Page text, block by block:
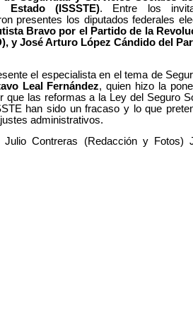
Estado (ISSSTE). Entre los
presentes los diputados federales
Bravo por el Partido de la
y José Arturo López Cándido del
el especialista en el tema de
Leal Fernández, quien hizo la
que las reformas a la Ley del Seguro
han sido un fracaso y lo que
administrativos.
Julio Contreras (Redacción y Fotos)